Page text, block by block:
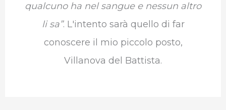
qualcuno ha nel sangue e nessun altro
li sa”. L'intento sarà quello di far
conoscere il mio piccolo posto,
Villanova del Battista.